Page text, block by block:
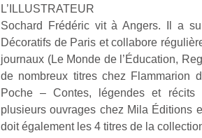
L’ILLUSTRATEUR
Sochard Frédéric vit à Angers. Il a
Décoratifs de Paris et collabore
journaux (Le Monde de l’Éducation,
de nombreux titres chez Flammarion
Poche – Contes, légendes et
plusieurs ouvrages chez Mila Éditions
doit également les 4 titres de la
physique
ou
apprentissage…